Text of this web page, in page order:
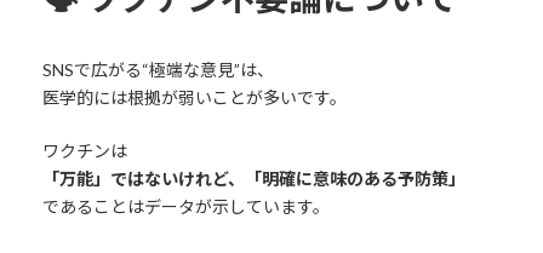
SNSで広がる“極端な意見”は、
医学的には根拠が弱いことが多いです。
ワクチンは
「万能」ではないけれど、「明確に意味のある予防策」
であることはデータが示しています。